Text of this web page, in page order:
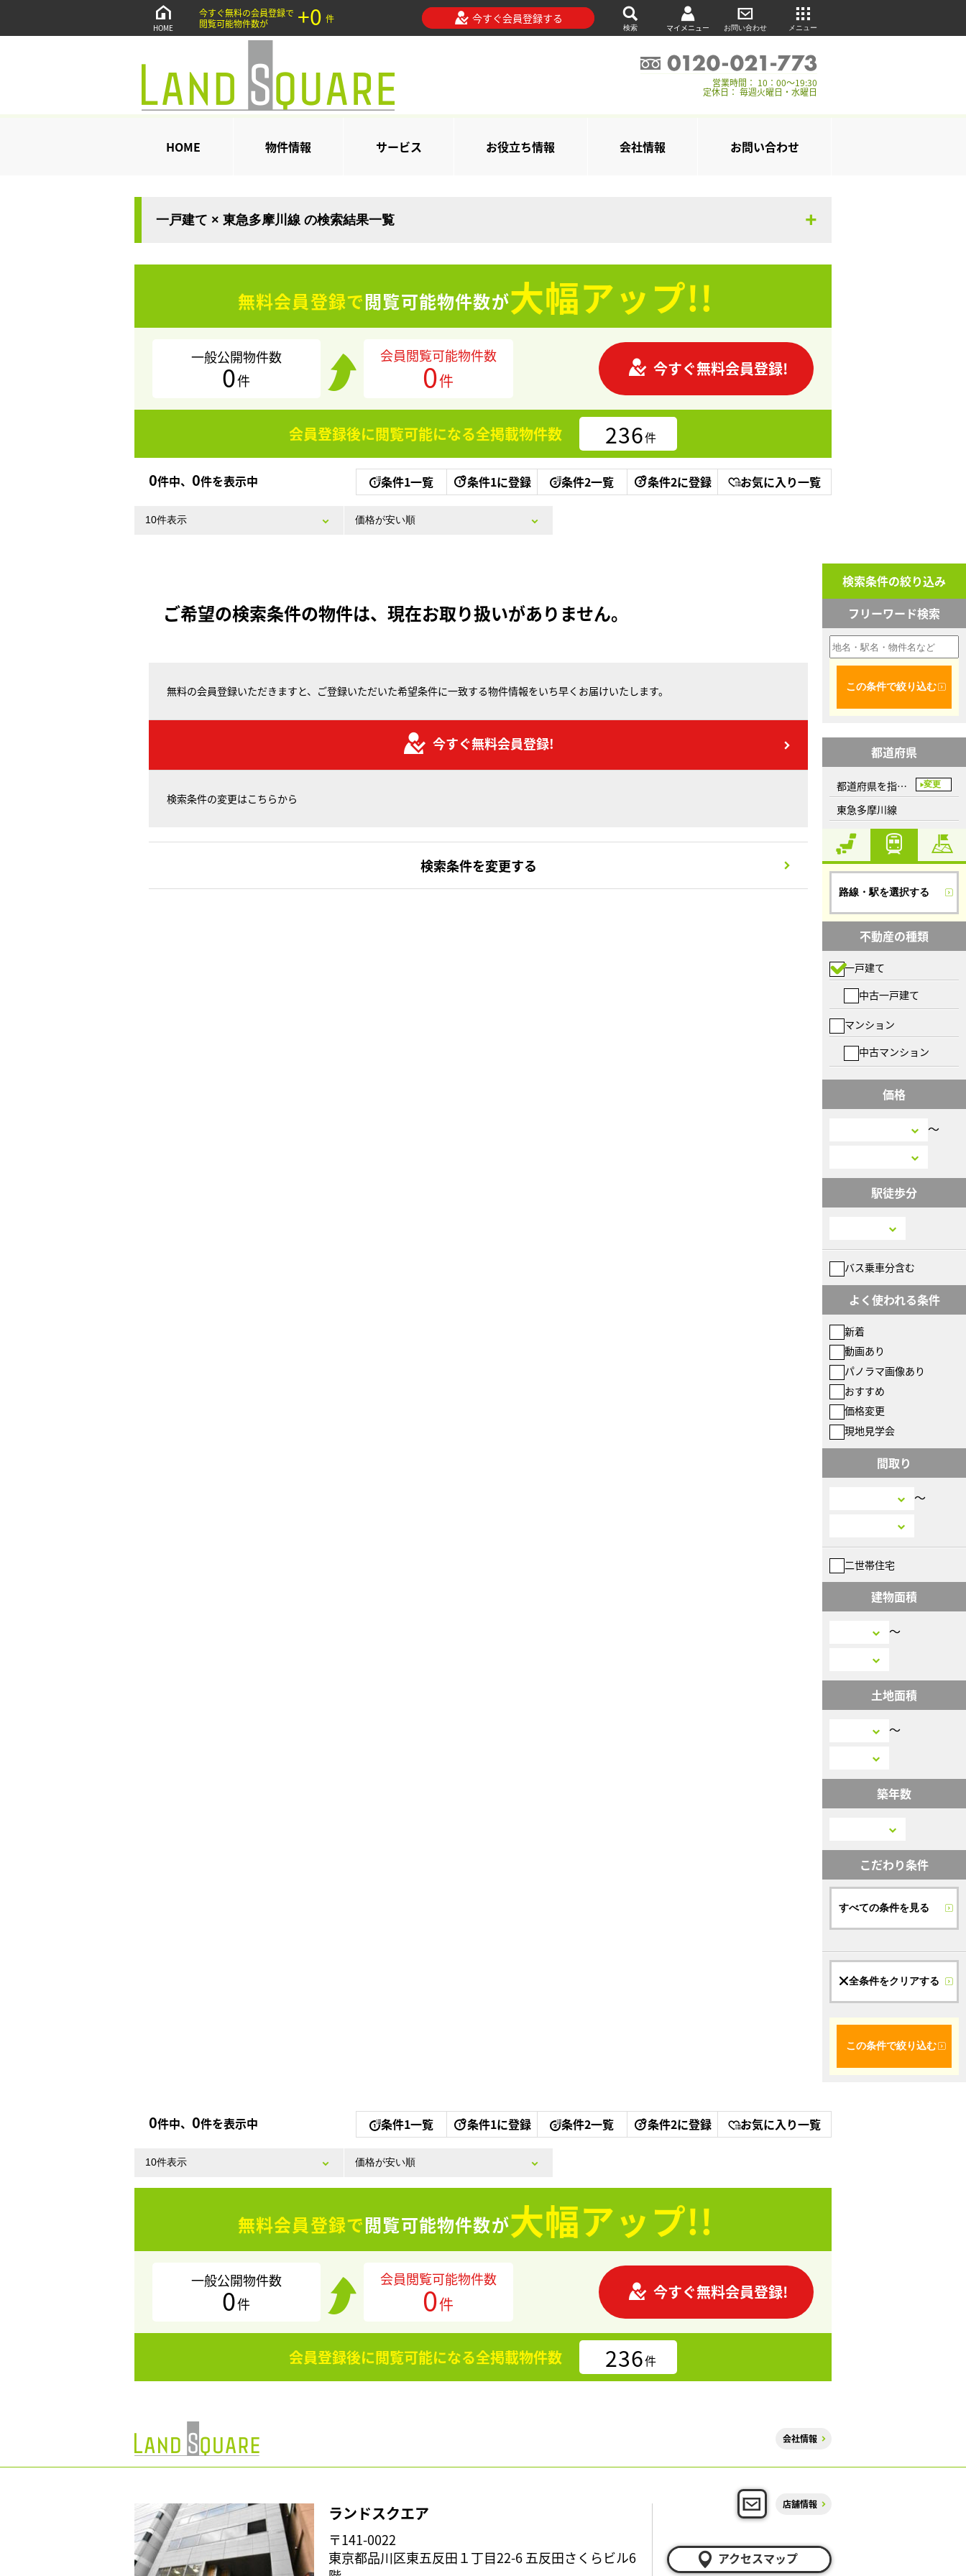
HOME
今すぐ無料の会員登録で
閲覧可能物件数が
+0 件 今すぐ会員登録する
検索 マイメニュー お問い合わせ メニュー
営業時間： 10：00～19:30
定休日： 毎週火曜日・水曜日
HOME 物件情報 サービス お役立ち情報 会社情報 お問い合わせ
一戸建て × 東急多摩川線 の検索結果一覧
無料会員登録で閲覧可能物件数が大幅アップ!!
一般公開物件数
0件
会員閲覧可能物件数
0件
今すぐ無料会員登録!
会員登録後に閲覧可能になる全掲載物件数 236件
0件中、 0件を表示中 条件1一覧 条件1に登録 条件2一覧 条件2に登録 お気に入り一覧
ご希望の検索条件の物件は、現在お取り扱いがありません。
無料の会員登録いただきますと、ご登録いただいた希望条件に一致する物件情報をいち早くお届けいたします。
今すぐ無料会員登録!
検索条件の変更はこちらから
検索条件を変更する
検索条件の絞り込み
フリーワード検索
この条件で絞り込む
都道府県
都道府県を指定してください 変更
東急多摩川線
路線・駅を選択する
不動産の種類
一戸建て
中古一戸建て
マンション
中古マンション
価格
〜
駅徒歩分
バス乗車分含む
よく使われる条件
新着
動画あり
パノラマ画像あり
おすすめ
価格変更
現地見学会
間取り
〜
二世帯住宅
建物面積
〜
土地面積
〜
築年数
こだわり条件
すべての条件を見る
全条件をクリアする
この条件で絞り込む
0件中、 0件を表示中 条件1一覧 条件1に登録 条件2一覧 条件2に登録 お気に入り一覧
無料会員登録で閲覧可能物件数が大幅アップ!!
一般公開物件数
0件
会員閲覧可能物件数
0件
今すぐ無料会員登録!
会員登録後に閲覧可能になる全掲載物件数 236件
会社情報
ランドスクエア
〒141-0022
東京都品川区東五反田１丁目22-6 五反田さくらビル6
店舗情報
アクセスマップ